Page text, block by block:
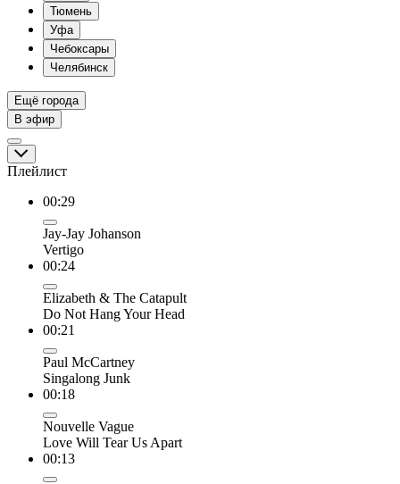
Тюмень
Уфа
Чебоксары
Челябинск
Ещё города
В эфир
Плейлист
00:29
Jay-Jay Johanson
Vertigo
00:24
Elizabeth & The Catapult
Do Not Hang Your Head
00:21
Paul McCartney
Singalong Junk
00:18
Nouvelle Vague
Love Will Tear Us Apart
00:13